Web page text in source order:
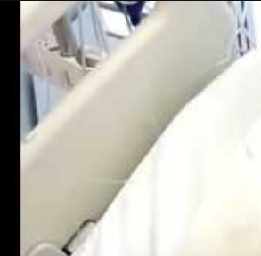
Treinkaartjes worden duurder,
abonnementen verdwijnen